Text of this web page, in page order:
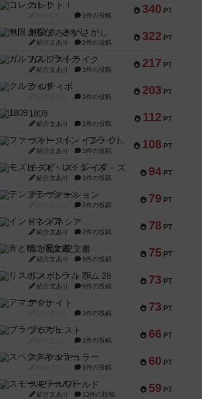
340 PT
コレクト！
1件の投稿
322 PT
無限まちがいさがし
紹介文あり 2件の投稿
217 PT
ガルフストライク
紹介文あり 1件の投稿
203 PT
クルティボ
1件の投稿
112 PT
1809
紹介文あり 1件の投稿
108 PT
ファースト・イン・フライト
紹介文あり 3件の投稿
94 PT
モズビ－ズ・レイダ－ズ
紹介文あり 1件の投稿
79 PT
テンプテーション
2件の投稿
78 PT
インドネシア
紹介文あり 2件の投稿
75 PT
宵と暁の呪文書
紹介文あり 8件の投稿
73 PT
リスボン・トラム 28
紹介文あり 9件の投稿
73 PT
アマナイト
1件の投稿
66 PT
ブラヴェスト
1件の投稿
60 PT
スペクタキュラー
1件の投稿
59 PT
スモールワールド
紹介文あり 13件の投稿